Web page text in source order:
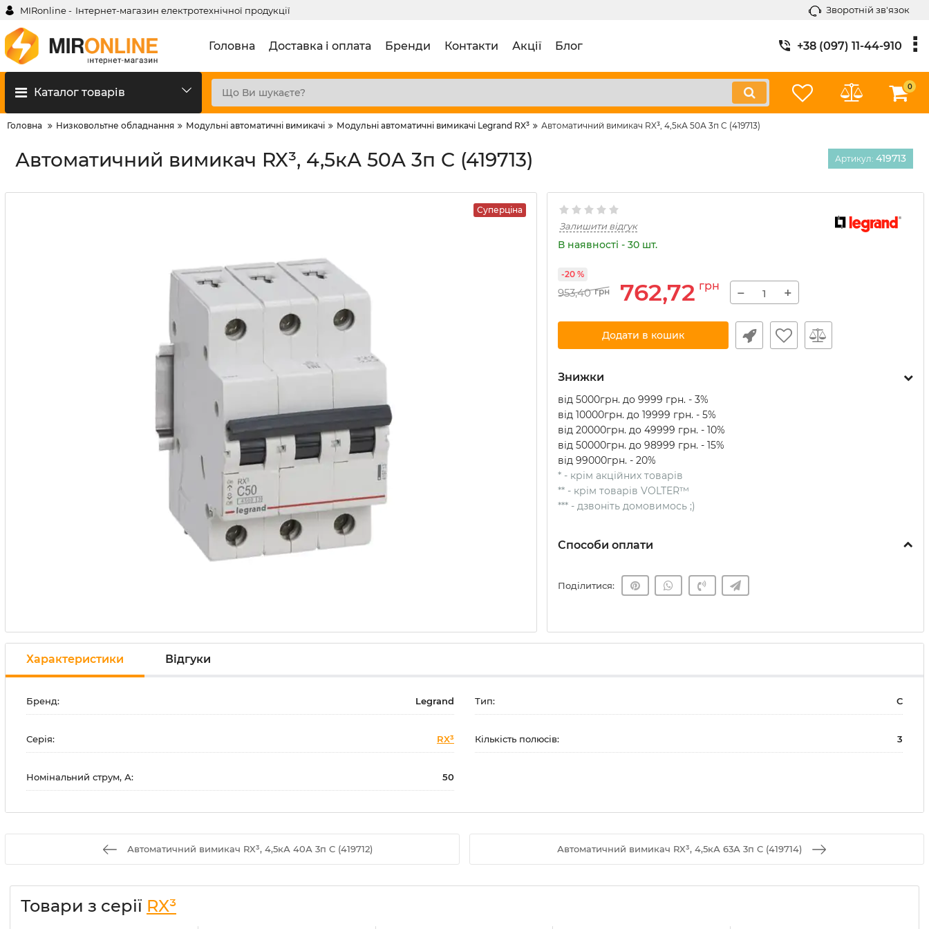
MIRonline - Інтернет-магазин електротехнічної продукції Зворотній зв'язок
Головна Доставка і оплата Бренди Контакти Акції Блог +38 (097) 11-44-910
Каталог товарів 0
Головна Низковольтне обладнання Модульні автоматичні вимикачі Модульні автоматичні вимикачі Legrand RX³ Автоматичний вимикач RX³, 4,5кА 50А 3п C (419713)
Автоматичний вимикач RX³, 4,5кА 50А 3п C (419713) Артикул: 419713
Суперціна
Залишити відгук
В наявності - 30 шт.
953,40 грн 762,72 грн
-20 %
− +
Додати в кошик
Знижки
від 5000грн. до 9999 грн. - 3%
від 10000грн. до 19999 грн. - 5%
від 20000грн. до 49999 грн. - 10%
від 50000грн. до 98999 грн. - 15%
від 99000грн. - 20%
* - крім акційних товарів
** - крім товарів VOLTER™
*** - дзвоніть домовимось ;)
Способи оплати
Поділитися:
Характеристики Відгуки
Бренд: Legrand Тип: C
Серія: RX³ Кількість полюсів: 3
Номінальний струм, А: 50
Автоматичний вимикач RX³, 4,5кА 40А 3п C (419712) Автоматичний вимикач RX³, 4,5кА 63А 3п C (419714)
Товари з серії RX³